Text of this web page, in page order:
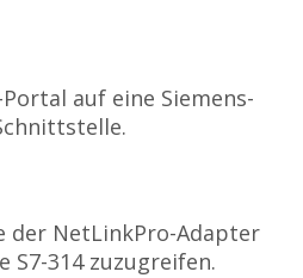
auf eine Siemens-
der NetLinkPro-Adapter
S7-314 zuzugreifen.